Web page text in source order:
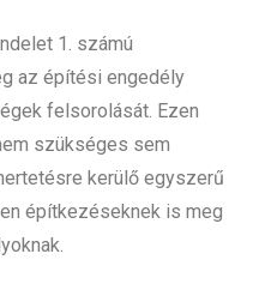
1. számú
az építési engedély
felsorolását. Ezen
szükséges sem
kerülő egyszerű
építkezéseknek is meg